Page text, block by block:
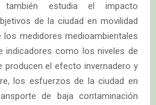
estudia el impacto
de la ciudad en movilidad
los medidores medioambientales
indicadores como los niveles de
producen el efecto invernadero y
los esfuerzos de la ciudad en
de baja contaminación